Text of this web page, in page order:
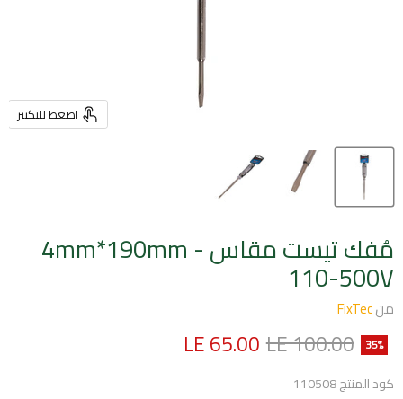
اضغط للتكبير
مُفك تيست مقاس 4mm*190mm -
110-500V
منFixTec
35% السعر الأصلي
LE 100.00السعر الحالي
LE 65.00
كود المنتج110508